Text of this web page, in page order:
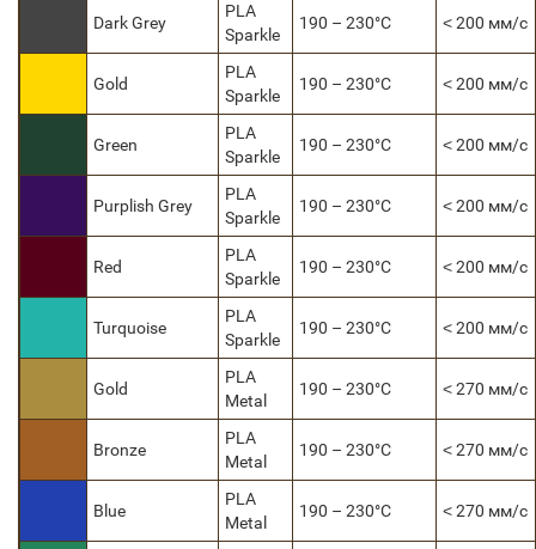
Dark Grey
PLA
Sparkle
190 – 230°C ˂ 200 мм/с
Gold
PLA
Sparkle
190 – 230°C ˂ 200 мм/с
Green
PLA
Sparkle
190 – 230°C ˂ 200 мм/с
Purplish Grey
PLA
Sparkle
190 – 230°C ˂ 200 мм/с
Red
PLA
Sparkle
190 – 230°C ˂ 200 мм/с
Turquoise
PLA
Sparkle
190 – 230°C ˂ 200 мм/с
Gold
PLA
Metal
190 – 230°C ˂ 270 мм/с
Bronze
PLA
Metal
190 – 230°C ˂ 270 мм/с
Blue
PLA
Metal
190 – 230°C ˂ 270 мм/с